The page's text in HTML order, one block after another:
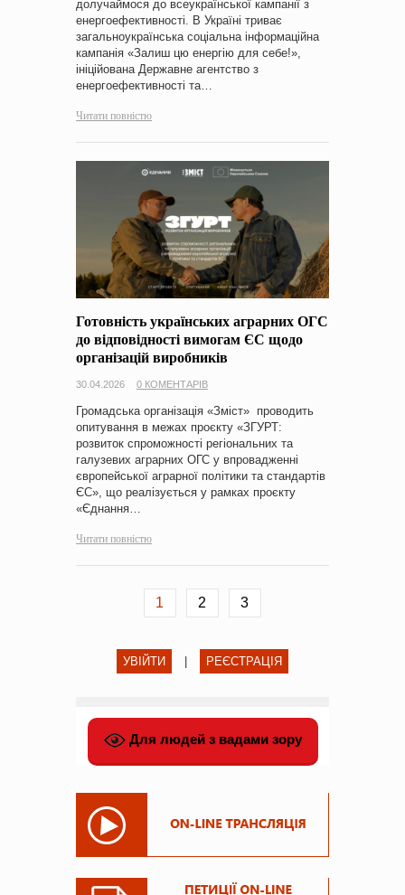
долучаймося до всеукраїнської кампанії з
енергоефективності. В Україні триває
загальноукраїнська соціальна інформаційна
кампанія «Залиш цю енергію для себе!»,
ініційована Державне агентство з
енергоефективності та…
Читати повністю
Готовнiсть українських аграрних ОГС
до вiдповiдностi вимогам ЄС щодо
органiзацiй виробникiв
30.04.2026 0 КОМЕНТАРІВ
Громадська організація «Зміст» проводить
опитування в межах проєкту «ЗГУРТ:
розвиток спроможності регіональних та
галузевих аграрних ОГС у впровадженні
європейської аграрної політики та стандартів
ЄС», що реалізується у рамках проєкту
«Єднання…
Читати повністю
1 2 3
УВІЙТИ РЕЄСТРАЦІЯ
Для людей з вадами зору